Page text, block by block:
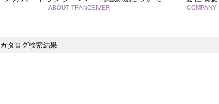
ABOUT TRANCEIVER COMPANY
カタログ検索結果